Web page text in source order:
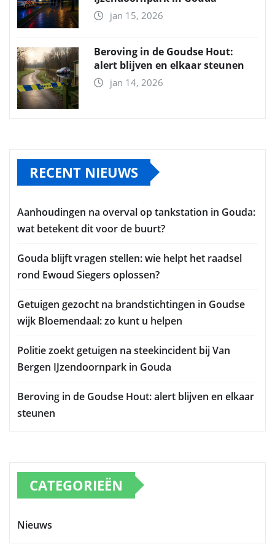
jan 15, 2026
Beroving in de Goudse Hout:
alert blijven en elkaar steunen
jan 14, 2026
RECENT NIEUWS
Aanhoudingen na overval op tankstation in Gouda:
wat betekent dit voor de buurt?
Gouda blijft vragen stellen: wie helpt het raadsel
rond Ewoud Siegers oplossen?
Getuigen gezocht na brandstichtingen in Goudse
wijk Bloemendaal: zo kunt u helpen
Politie zoekt getuigen na steekincident bij Van
Bergen IJzendoornpark in Gouda
Beroving in de Goudse Hout: alert blijven en elkaar
steunen
CATEGORIEËN
Nieuws